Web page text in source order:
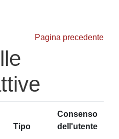
Pagina precedente
Tipo
Consenso
dell'utente